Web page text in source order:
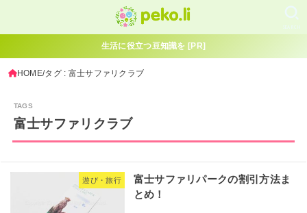
SEARCH
生活に役立つ豆知識を [PR]
HOME タグ : 富士サファリクラブ
富士サファリクラブ
遊び・旅行
富士サファリパークの割引方法ま
とめ！